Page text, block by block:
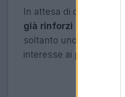
In attesa di capire
già rinforzi sulla
soltanto uno dei profili
interesse ai possibili